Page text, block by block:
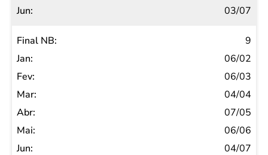
03/07
9
06/02
06/03
04/04
07/05
06/06
04/07